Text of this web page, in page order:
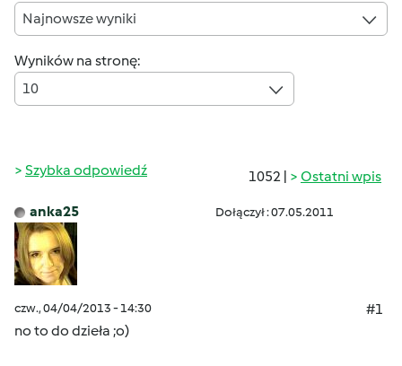
Najnowsze wyniki
Wyników na stronę:
10
1052 | Ostatni wpis
Szybka odpowiedź
anka25 Dołączył : 07.05.2011
czw., 04/04/2013 - 14:30
#1
no to do dzieła ;o)